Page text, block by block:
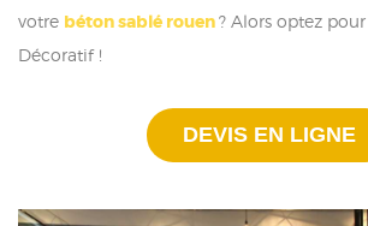
votre béton sablé rouen? Alors optez
Décoratif !
DEVIS EN LIGNE